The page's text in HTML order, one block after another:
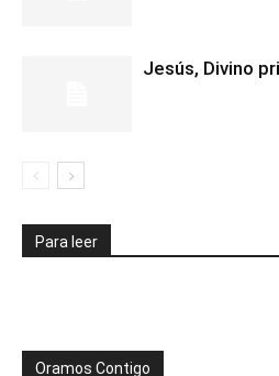
Jesús, Divino
Para leer
Oramos Contigo